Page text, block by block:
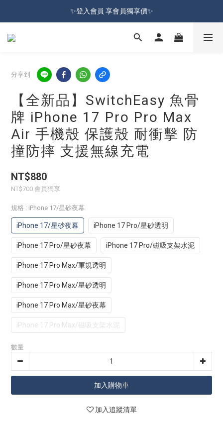
加入會員就送100元購物金 | 全館購物滿＄599 免運
✨登入會員 享會員獨享價✨
✅訂閱訂單通知 進度及時掌握
分享到
【全新品】SwitchEasy 魚骨
牌 iPhone 17 Pro Pro Max
Air 手機殼 保護殼 耐衝擊 防
撞防摔 支援無線充電
NT$880
NT$700 會員獨享
規格 : iPhone 17/星砂夜幕
iPhone 17/星砂夜幕 iPhone 17 Pro/星砂透明
iPhone 17 Pro/星砂夜幕 iPhone 17 Pro/磁吸支架水泥
iPhone 17 Pro Max/軍規透明
iPhone 17 Pro Max/星砂透明
iPhone 17 Pro Max/星砂夜幕
iPhone 17 Pro Max/磁吸支架水泥
數量
加入購物車
加入追蹤清單